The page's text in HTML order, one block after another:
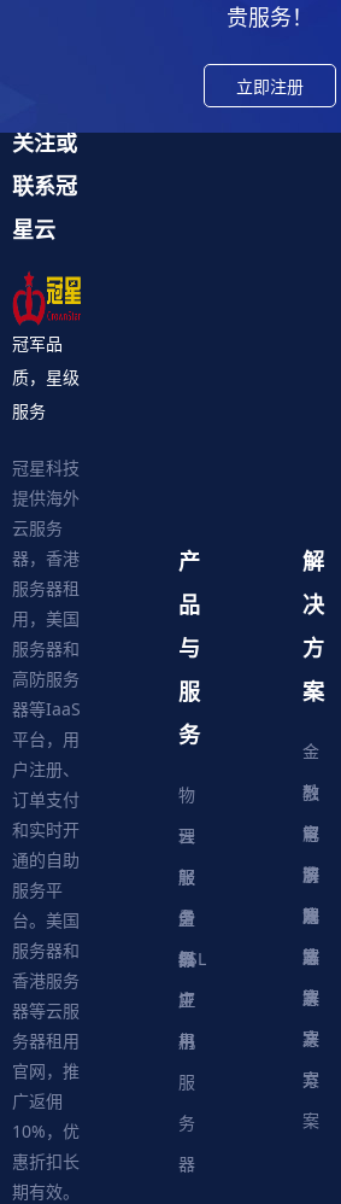
贵服务！
立即注册
关注或
联系冠
星云
冠军品
质，星级
服务
冠星科技
提供海外
云服务
器，香港
服务器租
用，美国
服务器和
高防服务
器等IaaS
平台，用
户注册、
订单支付
和实时开
通的自助
服务平
台。美国
服务器和
香港服务
器等云服
务器租用
官网，推
广返佣
10%，优
惠折扣长
期有效。
产
品
与
服
务
物
理
服
务
器
云
服
务
器
轻
量
级
应
用
服
务
器
虚
拟
主
机
SSL
证
书
解
决
方
案
金
融
解
决
方
案
教
育
解
决
方
案
电
商
解
决
方
案
游
戏
解
决
方
案
网
站
解
决
方
案